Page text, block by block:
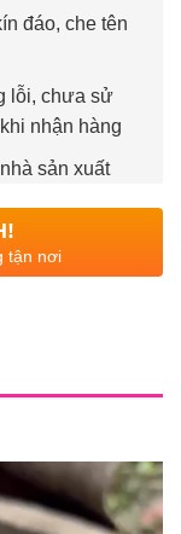
đáo, che tên
lỗi, chưa sử
nhận hàng
sản xuất
tận nơi